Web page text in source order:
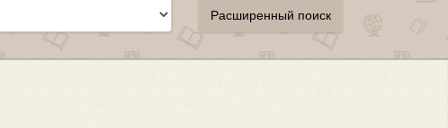
Расширенный поиск